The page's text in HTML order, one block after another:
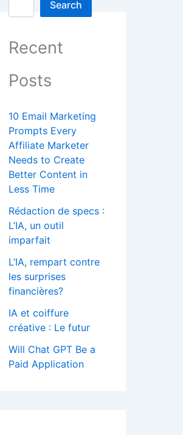
Search
Recent
Posts
10 Email Marketing
Prompts Every
Affiliate Marketer
Needs to Create
Better Content in
Less Time
Rédaction de specs :
L’IA, un outil
imparfait
L’IA, rempart contre
les surprises
financières?
IA et coiffure
créative : Le futur
Will Chat GPT Be a
Paid Application